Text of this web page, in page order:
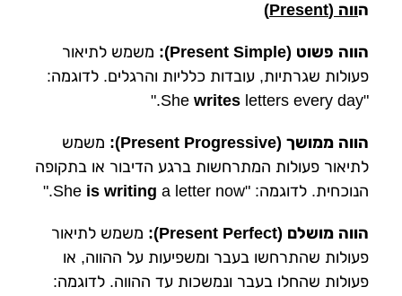
הווה (Present)
הווה פשוט (Present Simple):
משמש לתיאור
פעולות שגרתיות, עובדות כלליות והרגלים. לדוגמה:
"She
writes letters every day."
הווה ממושך (Present Progressive):
משמש
לתיאור פעולות המתרחשות ברגע הדיבור או בתקופה
הנוכחית. לדוגמה: "She
is writing a letter now."
הווה מושלם (Present Perfect):
משמש לתיאור
פעולות שהתרחשו בעבר ומשפיעות על ההווה, או
פעולות שהחלו בעבר ונמשכות עד ההווה. לדוגמה: